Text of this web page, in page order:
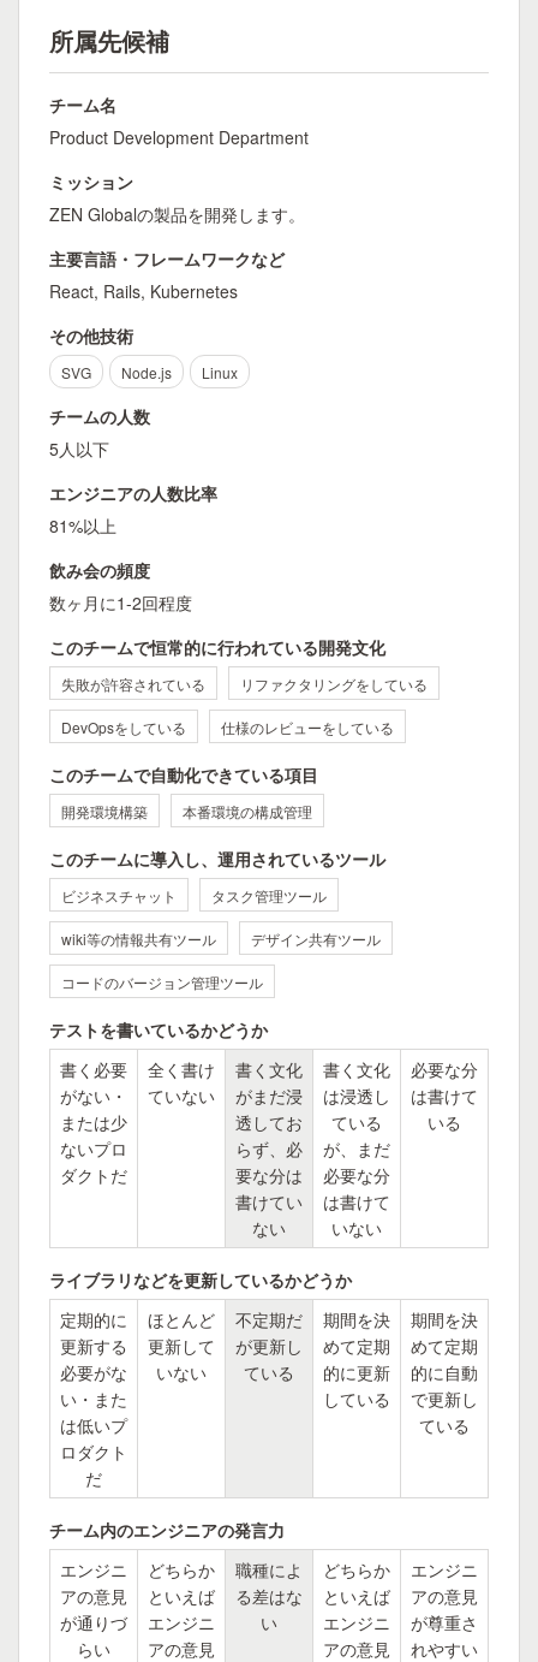
所属先候補
チーム名
Product Development Department
ミッション
ZEN Globalの製品を開発します。
主要言語・フレームワークなど
React, Rails, Kubernetes
その他技術
SVG Node.js Linux
チームの人数
5人以下
エンジニアの人数比率
81%以上
飲み会の頻度
数ヶ月に1-2回程度
このチームで恒常的に行われている開発文化
失敗が許容されている リファクタリングをしている
DevOpsをしている 仕様のレビューをしている
このチームで自動化できている項目
開発環境構築 本番環境の構成管理
このチームに導入し、運用されているツール
ビジネスチャット タスク管理ツール
wiki等の情報共有ツール デザイン共有ツール
コードのバージョン管理ツール
テストを書いているかどうか
書く必要
がない・
または少
ないプロ
ダクトだ
全く書け
ていない
書く文化
がまだ浸
透してお
らず、必
要な分は
書けてい
ない
書く文化
は浸透し
ている
が、まだ
必要な分
は書けて
いない
必要な分
は書けて
いる
ライブラリなどを更新しているかどうか
定期的に
更新する
必要がな
い・また
は低いプ
ロダクト
だ
ほとんど
更新して
いない
不定期だ
が更新し
ている
期間を決
めて定期
的に更新
している
期間を決
めて定期
的に自動
で更新し
ている
チーム内のエンジニアの発言力
エンジニ
アの意見
が通りづ
らい
どちらか
といえば
エンジニ
アの意見
職種によ
る差はな
い
どちらか
といえば
エンジニ
アの意見
エンジニ
アの意見
が尊重さ
れやすい